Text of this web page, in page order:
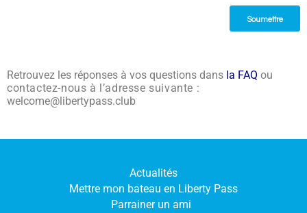
Retrouvez les réponses à vos questions dans la FAQ ou
contactez-nous à l’adresse suivante :
welcome@libertypass.club
Actualités
Mettre mon bateau en Liberty Pass
Parrainer un ami